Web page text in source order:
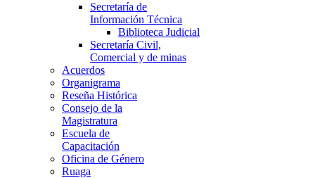
Secretaría de
Información Técnica
Biblioteca Judicial
Secretaría Civil,
Comercial y de minas
Acuerdos
Organigrama
Reseña Histórica
Consejo de la
Magistratura
Escuela de
Capacitación
Oficina de Género
Ruaga